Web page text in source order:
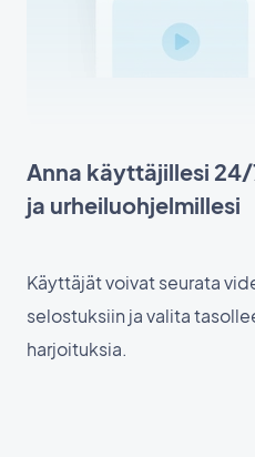
Anna käyttäjillesi
ja urheiluohjelmillesi
Käyttäjät voivat seurata
selostuksiin ja valita
harjoituksia.